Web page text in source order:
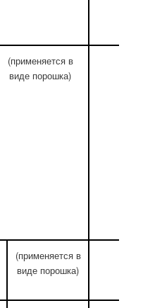
(применяется в
виде порошка)
(применяется в
виде порошка)